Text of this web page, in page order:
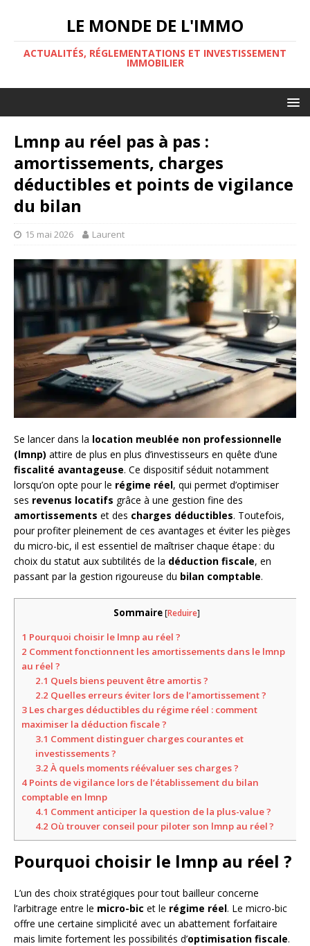
LE MONDE DE L'IMMO
ACTUALITÉS, RÉGLEMENTATIONS ET INVESTISSEMENT
IMMOBILIER
Lmnp au réel pas à pas :
amortissements, charges
déductibles et points de vigilance
du bilan
15 mai 2026 Laurent
Se lancer dans la location meublée non professionnelle
(lmnp) attire de plus en plus d’investisseurs en quête d’une
fiscalité avantageuse. Ce dispositif séduit notamment
lorsqu’on opte pour le régime réel, qui permet d’optimiser
ses revenus locatifs grâce à une gestion fine des
amortissements et des charges déductibles. Toutefois,
pour profiter pleinement de ces avantages et éviter les pièges
du micro-bic, il est essentiel de maîtriser chaque étape : du
choix du statut aux subtilités de la déduction fiscale, en
passant par la gestion rigoureuse du bilan comptable.
Sommaire [Reduire]
1 Pourquoi choisir le lmnp au réel ?
2 Comment fonctionnent les amortissements dans le lmnp
au réel ?
2.1 Quels biens peuvent être amortis ?
2.2 Quelles erreurs éviter lors de l’amortissement ?
3 Les charges déductibles du régime réel : comment
maximiser la déduction fiscale ?
3.1 Comment distinguer charges courantes et
investissements ?
3.2 À quels moments réévaluer ses charges ?
4 Points de vigilance lors de l’établissement du bilan
comptable en lmnp
4.1 Comment anticiper la question de la plus-value ?
4.2 Où trouver conseil pour piloter son lmnp au réel ?
Pourquoi choisir le lmnp au réel ?
L’un des choix stratégiques pour tout bailleur concerne
l’arbitrage entre le micro-bic et le régime réel. Le micro-bic
offre une certaine simplicité avec un abattement forfaitaire
mais limite fortement les possibilités d’optimisation fiscale.